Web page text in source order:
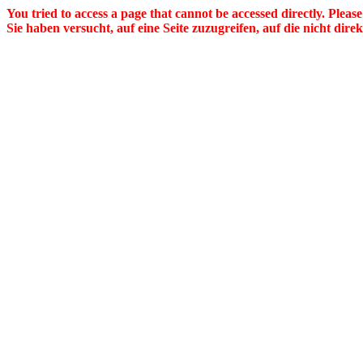
You tried to access a page that cannot be accessed directly.
Sie haben versucht, auf eine Seite zuzugreifen, auf die nicht